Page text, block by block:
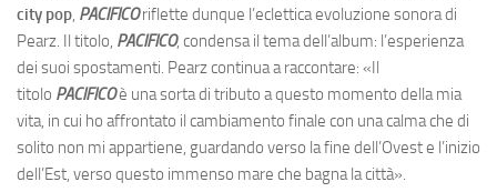
city pop, PACIFICOriflette dunque l’eclettica evoluzione sonora di
Pearz. Il titolo, PACIFICO, condensa il tema dell’album: l’esperienza
dei suoi spostamenti. Pearz continua a raccontare: «Il
titolo PACIFICOè una sorta di tributo a questo momento della mia
vita, in cui ho affrontato il cambiamento finale con una calma che di
solito non mi appartiene, guardando verso la fine dell’Ovest e l’inizio
dell’Est, verso questo immenso mare che bagna la città».